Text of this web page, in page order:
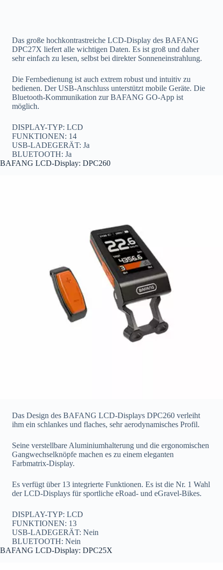
Das große hochkontrastreiche LCD-Display des BAFANG
DPC27X liefert alle wichtigen Daten. Es ist groß und daher
sehr einfach zu lesen, selbst bei direkter Sonneneinstrahlung.
Die Fernbedienung ist auch extrem robust und intuitiv zu
bedienen. Der USB-Anschluss unterstützt mobile Geräte. Die
Bluetooth-Kommunikation zur BAFANG GO-App ist
möglich.
DISPLAY-TYP: LCD
FUNKTIONEN: 14
USB-LADEGERÄT: Ja
BLUETOOTH: Ja
BAFANG LCD-Display: DPC260
Das Design des BAFANG LCD-Displays DPC260 verleiht
ihm ein schlankes und flaches, sehr aerodynamisches Profil.
Seine verstellbare Aluminiumhalterung und die ergonomischen
Gangwechselknöpfe machen es zu einem eleganten
Farbmatrix-Display.
Es verfügt über 13 integrierte Funktionen. Es ist die Nr. 1 Wahl
der LCD-Displays für sportliche eRoad- und eGravel-Bikes.
DISPLAY-TYP: LCD
FUNKTIONEN: 13
USB-LADEGERÄT: Nein
BLUETOOTH: Nein
BAFANG LCD-Display: DPC25X